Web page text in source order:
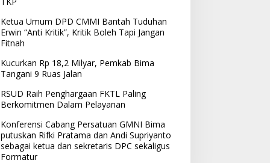
Ketua Umum DPD CMMI Bantah Tuduhan
Erwin “Anti Kritik”, Kritik Boleh Tapi Jangan
Fitnah
Kucurkan Rp 18,2 Milyar, Pemkab Bima
Tangani 9 Ruas Jalan
RSUD Raih Penghargaan FKTL Paling
Berkomitmen Dalam Pelayanan
Konferensi Cabang Persatuan GMNI Bima
putuskan Rifki Pratama dan Andi Supriyanto
sebagai ketua dan sekretaris DPC sekaligus
Formatur